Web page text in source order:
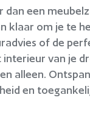
dan een
klaar om je te
of de
interieur van je
alleen.
en